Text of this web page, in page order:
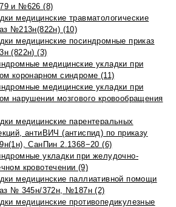
и №626 (8)
медицинские травматологические
№213н(822н) (10)
медицинские посиндромные приказ
(822н) (3)
медицинские укладки при
коронарном синдроме (11)
медицинские укладки при
нарушении мозгового кровообращения
медицинские парентеральных
антиВИЧ (антиспид) по приказу
СанПин 2.1368−20 (6)
укладки при желудочно-
кровотечении (9)
медицинские паллиативной помощи
№ 345н/372н, №187н (2)
медицинские противопедикулезные